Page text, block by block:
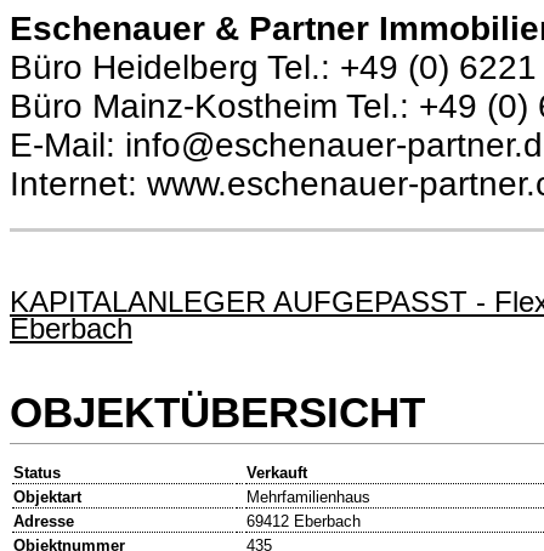
Eschenauer & Partner
Büro Heidelberg Tel.: +49 (0)
Büro Mainz-Kostheim Tel.: +49
E-Mail: info@eschenauer-
Internet: www.eschenauer-
KAPITALANLEGER AUFGEPASST -
Eberbach
OBJEKTÜBERSICHT
Status
Verkauft
Objektart
Mehrfamilienhaus
Adresse
69412 Eberbach
Objektnummer
435